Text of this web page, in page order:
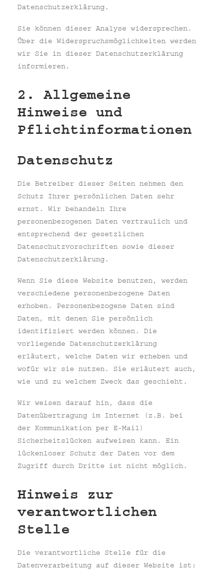
Datenschutzerklärung.
Sie können dieser Analyse widersprechen.
Über die Widerspruchsmöglichkeiten werden
wir Sie in dieser Datenschutzerklärung
informieren.
2. Allgemeine
Hinweise und
Pflichtinformationen
Datenschutz
Die Betreiber dieser Seiten nehmen den
Schutz Ihrer persönlichen Daten sehr
ernst. Wir behandeln Ihre
personenbezogenen Daten vertraulich und
entsprechend der gesetzlichen
Datenschutzvorschriften sowie dieser
Datenschutzerklärung.
Wenn Sie diese Website benutzen, werden
verschiedene personenbezogene Daten
erhoben. Personenbezogene Daten sind
Daten, mit denen Sie persönlich
identifiziert werden können. Die
vorliegende Datenschutzerklärung
erläutert, welche Daten wir erheben und
wofür wir sie nutzen. Sie erläutert auch,
wie und zu welchem Zweck das geschieht.
Wir weisen darauf hin, dass die
Datenübertragung im Internet (z.B. bei
der Kommunikation per E-Mail)
Sicherheitslücken aufweisen kann. Ein
lückenloser Schutz der Daten vor dem
Zugriff durch Dritte ist nicht möglich.
Hinweis zur
verantwortlichen
Stelle
Die verantwortliche Stelle für die
Datenverarbeitung auf dieser Website ist: